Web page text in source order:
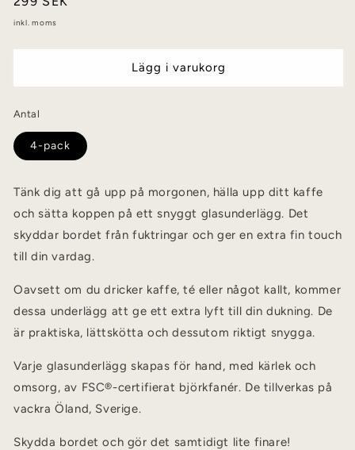
pris
inkl. moms
Lägg i varukorg
Antal
4-pack
Tänk dig att gå upp på morgonen, hälla upp ditt kaffe
och sätta koppen på ett snyggt glasunderlägg. Det
skyddar bordet från fuktringar och ger en extra fin touch
till din vardag.
Oavsett om du dricker kaffe, té eller något kallt, kommer
dessa underlägg att ge ett extra lyft till din dukning. De
är praktiska, lättskötta och dessutom riktigt snygga.
Varje glasunderlägg skapas för hand, med kärlek och
omsorg, av FSC®-certifierat björkfanér. De tillverkas på
vackra Öland, Sverige.
Skydda bordet och gör det samtidigt lite finare!